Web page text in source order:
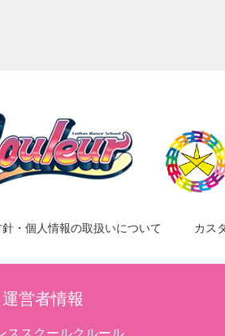
・個人情報の取扱いについて カス
運営者情報
ススクールクルール